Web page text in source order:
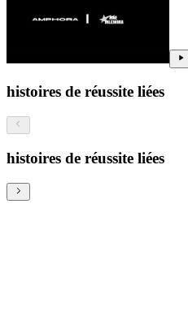
histoires de réussite liées
histoires de réussite liées